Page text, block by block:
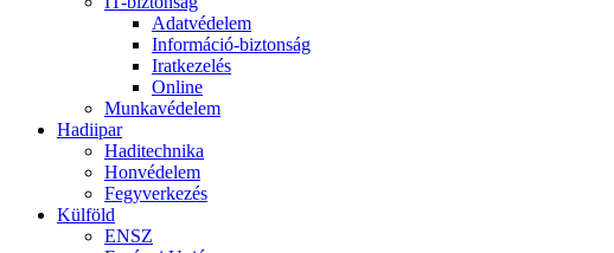
Adatvédelem
Információ-biztonság
Iratkezelés
Online
Munkavédelem
Hadiipar
Haditechnika
Honvédelem
Fegyverkezés
Külföld
ENSZ